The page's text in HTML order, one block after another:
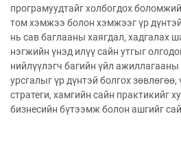
програмуудтайг холбогдох
том хэмжээ болон хэмжээг үр
нь сав баглааны хаягдал, хадгалах
нэгжийн үнэд илүү сайн утгыг
нийлүүлэгч багийн үйл
урсгалыг үр дүнтэй болгох
стратеги, хамгийн сайн практикийг
бизнесийн бүтээмж болон ашгийг